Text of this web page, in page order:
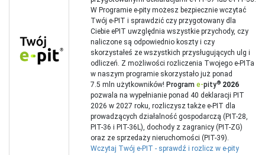
W Programie e-pity możesz bezpiecznie wczytać
Twój e-PIT i sprawdzić czy przygotowany dla
Ciebie ePIT uwzględnia wszystkie przychody, czy
naliczone są odpowiednio koszty i czy
skorzystałeś ze wszystkich przysługujących ulg i
odliczeń. Z możliwości rozliczenia Twojego e-PITa
w naszym programie skorzystało już ponad
7.5 mln użytkowników! Program e‑pity® 2026
pozwala na wypełnianie ponad 40 deklaracji PIT
2026 w 2027 roku, rozliczysz także e-PIT dla
prowadzących działalność gospodarczą (PIT-28,
PIT-36 i PIT-36L), dochody z zagranicy (PIT-ZG)
oraz ze sprzedaży nieruchomości (PIT-39).
Wczytaj Twój e-PIT - sprawdź i rozlicz w e-pity